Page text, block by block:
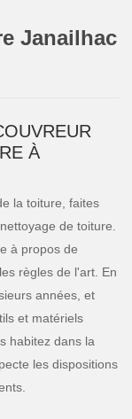
Janailhac
À
la toiture, faites
de toiture.
à propos de
règles de l'art. En
années, et
et matériels
habitez dans la
les dispositions